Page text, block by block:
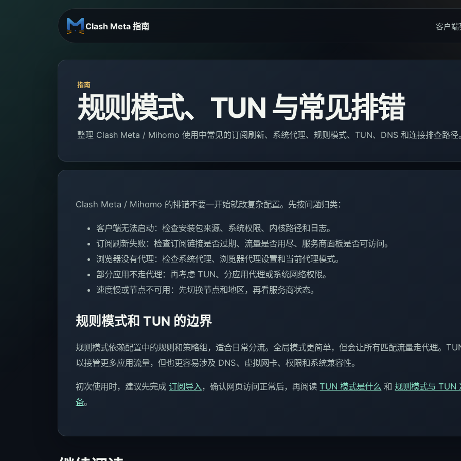
Clash Meta 指南 客户端
指南
规则模式、TUN 与常见排错
整理 Clash Meta / Mihomo 使用中常见的订阅刷新、系统代理、规则模式、TUN、DNS 和连接排查路径
Clash Meta / Mihomo 的排错不要一开始就改复杂配置。先按问题归类：
客户端无法启动：检查安装包来源、系统权限、内核路径和日志。
订阅刷新失败：检查订阅链接是否过期、流量是否用尽、服务商面板是否可访问。
浏览器没有代理：检查系统代理、浏览器代理设置和当前代理模式。
部分应用不走代理：再考虑 TUN、分应用代理或系统网络权限。
速度慢或节点不可用：先切换节点和地区，再看服务商状态。
规则模式和 TUN 的边界
规则模式依赖配置中的规则和策略组，适合日常分流。全局模式更简单，但会让所有匹配流量走代理。
以接管更多应用流量，但也更容易涉及 DNS、虚拟网卡、权限和系统兼容性。
初次使用时，建议先完成订阅导入 ，确认网页访问正常后，再阅读TUN 模式是什么 和规则模式与 TUN
备。